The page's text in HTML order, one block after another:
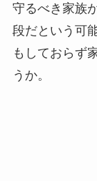
守るべき家族
段だという可
もしておらず
うか。